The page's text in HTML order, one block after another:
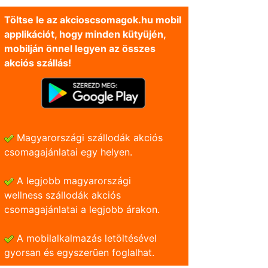
Töltse le az akcioscsomagok.hu mobil
applikációt, hogy minden kütyüjén,
mobilján önnel legyen az összes
akciós szállás!
Magyarországi szállodák akciós
csomagajánlatai egy helyen.
A legjobb magyarországi
wellness szállodák akciós
csomagajánlatai a legjobb árakon.
A mobilalkalmazás letöltésével
gyorsan és egyszerũen foglalhat.